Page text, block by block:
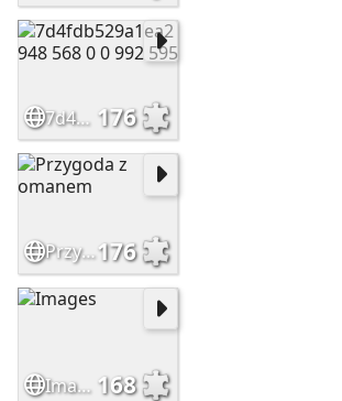
7d4fdb529a1ea2 948 568 0 0 992 595 176
Przygoda z omanem176
Images 168